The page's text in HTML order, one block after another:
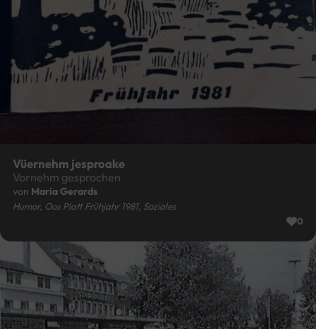
Vüernehm jesproake
Vornehm gesprochen
von Maria Gerards
Humor, Oos Platt Frühjahr 1981, Soziales
0